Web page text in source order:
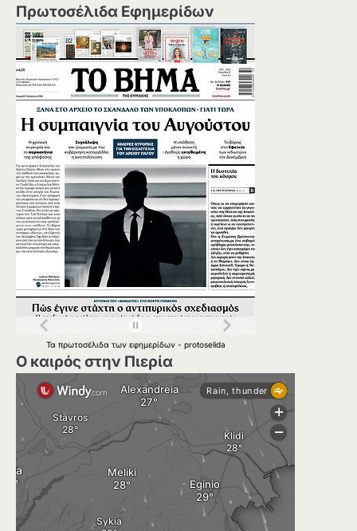
Πρωτοσέλιδα Εφημερίδων
Τα πρωτοσέλιδα των εφημερίδων - protoselida
Ο καιρός στην Πιερία